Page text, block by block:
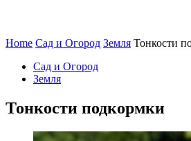
Home Сад и Огород Земля Тонкости
Сад и Огород
Земля
Тонкости подкормки